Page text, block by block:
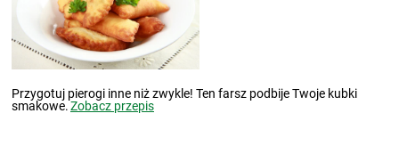
Przygotuj pierogi inne niż zwykle! Ten farsz podbije Twoje kubki
smakowe.Zobacz przepis